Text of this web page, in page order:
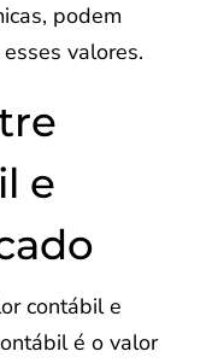
podem
valores.
e
contábil e
é o valor